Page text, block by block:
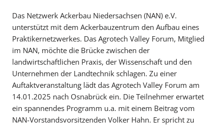
Das Netzwerk Ackerbau Niedersachsen (NAN) e.V.
unterstützt mit dem Ackerbauzentrum den Aufbau eines
Praktikernetzwerkes. Das Agrotech Valley Forum, Mitglied
im NAN, möchte die Brücke zwischen der
landwirtschaftlichen Praxis, der Wissenschaft und den
Unternehmen der Landtechnik schlagen. Zu einer
Auftaktveranstaltung lädt das Agrotech Valley Forum am
14.01.2025 nach Osnabrück ein. Die Teilnehmer erwartet
ein spannendes Programm u.a. mit einem Beitrag vom
NAN-Vorstandsvorsitzenden Volker Hahn. Er spricht zu